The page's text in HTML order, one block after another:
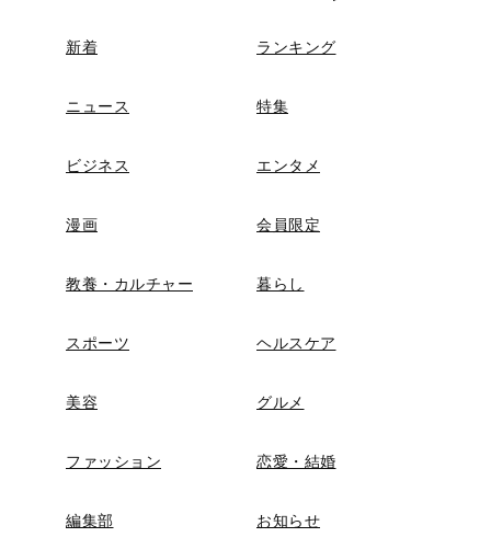
新着 ランキング
ニュース 特集
ビジネス エンタメ
漫画 会員限定
教養・カルチャー 暮らし
スポーツ ヘルスケア
美容 グルメ
ファッション 恋愛・結婚
編集部 お知らせ